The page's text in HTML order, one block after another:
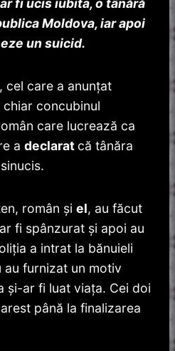
fi ucis iubita, o tânără
Moldova, iar apoi
un suicid.
cel care a anunțat
concubinul
care lucrează ca
a declarat că tânăra
român şi el, au făcut
fi spânzurat şi apoi au
a intrat la bănuieli
furnizat un motiv
şi-ar fi luat viaţa. Cei doi
până la finalizarea